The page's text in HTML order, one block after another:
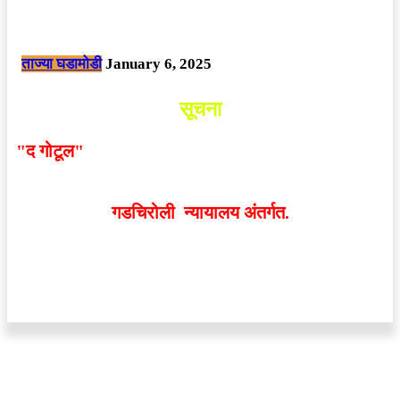
ताज्या घडामोडी January 6, 2025
सूचना
"द गोटूल"
गडचिरोली न्यायालय अंतर्गत.